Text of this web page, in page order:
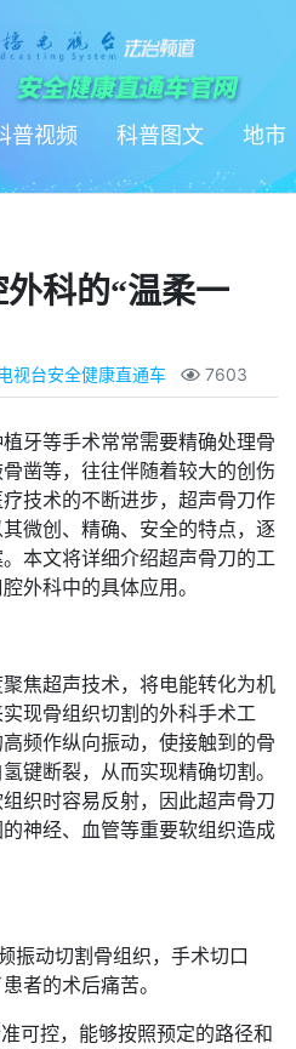
普视频 科普图文 地市
科的“温柔一
视台安全健康直通车 7603
牙等手术常常需要精确处理骨
凿等，往往伴随着较大的创伤
技术的不断进步，超声骨刀作
微创、精确、安全的特点，逐
本文将详细介绍超声骨刀的工
外科中的具体应用。
焦超声技术，将电能转化为机
现骨组织切割的外科手术工
频作纵向振动，使接触到的骨
键断裂，从而实现精确切割。
织时容易反射，因此超声骨刀
神经、血管等重要软组织造成
振动切割骨组织，手术切口
者的术后痛苦。
可控，能够按照预定的路径和